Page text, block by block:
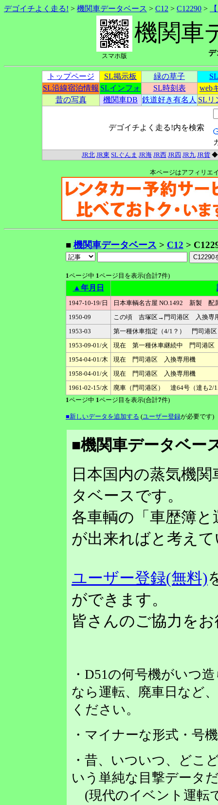
デゴイチよく走る! > 機関車データベース > C12 > C12290 >
スマホ版
機関車
デ
トップページ SL掲示板 緑の草子
SL沿線宿泊情報 SLインフォ SL時刻表
web
昔の写真
機関車DB 鉄道好き有名人 SLリ
デゴイチよく走る!内を検索
JR北 JR東 SLぐんま JR海 JR西 JR四 JR九 JR貨
本ページはアフィリエ
■ 機関車データベース > C12 >
1ページ中 1ページ目を表示(合計7件)
▲年月日
1947-10-19/日
日本車輌名古屋 NO.1492 新製
1950-09
この頃 吉塚区→門司港区 入換専
1953-03
第一種休車指定（4/1？） 門司港区
1953-09-01/火
現在 第一種休車継続中 門司港
1954-04-01/木
現在 門司港区 入換専用機
1958-04-01/火
現在 門司港区 入換専用機
1961-02-15/水
廃車（門司港区） 達64号（達も2/
1ページ中 1ページ目を表示(合計7件)
■新しいデータを追加する (ユーザー登録が必要です)
■機関車データベー
日本国内の蒸気機
タベースです。
各車輌の「車歴簿
が出来ればと考え
ユーザー登録(無料)
ができます。
皆さんのご協力を
・D51の何号機がいつ
なら運転、廃車日など
ください。
・マイナーな形式・号
・昔、いついつ、どこ
いう単純な目撃データ
(現代のイベント運転